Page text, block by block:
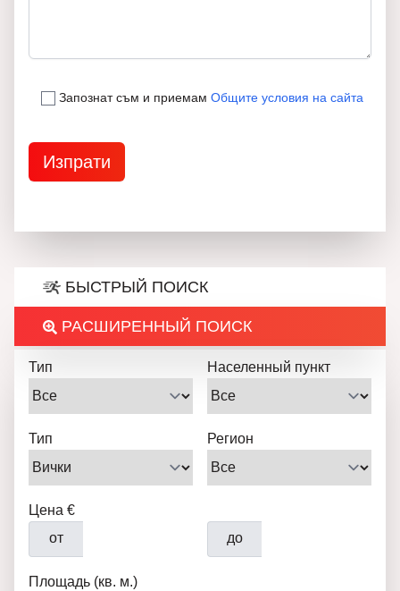
Запознат съм и приемам Общите условия на сайта
БЫСТРЫЙ ПОИСК
РАСШИРЕННЫЙ ПОИСК
Тип Населенный пункт
Тип Регион
Цена €
от
до
Площадь (кв. м.)